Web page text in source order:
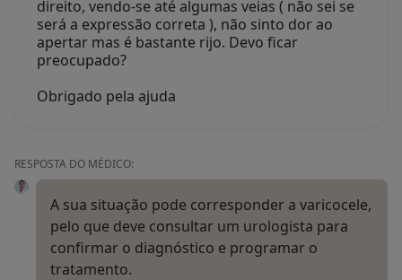
direito, vendo-se até algumas veias ( não sei se
será a expressão correta ), não sinto dor ao
apertar mas é bastante rijo. Devo ficar
preocupado?
Obrigado pela ajuda
RESPOSTA DO MÉDICO:
A sua situação pode corresponder a varicocele,
pelo que deve consultar um urologista para
confirmar o diagnóstico e programar o
tratamento.